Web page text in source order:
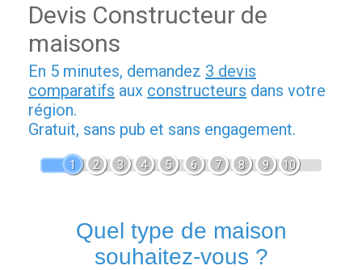
Devis Constructeur de
maisons
En 5 minutes, demandez 3 devis
comparatifs aux constructeurs dans votre
région.
Gratuit, sans pub et sans engagement.
1 2 3 4 5 6 7 8 9 10
Quel type de maison
souhaitez-vous ?